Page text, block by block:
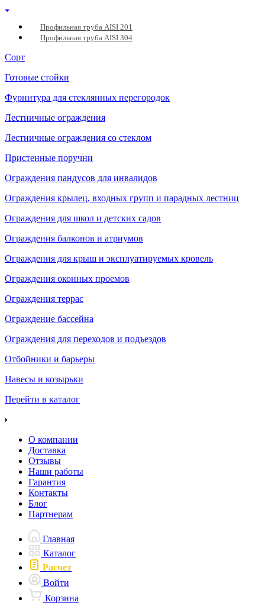
Профильная труба AISI 201
Профильная труба AISI 304
Сорт
Готовые стойки
Фурнитура для стеклянных перегородок
Лестничные ограждения
Лестничные ограждения со стеклом
Пристенные поручни
Ограждения пандусов для инвалидов
Ограждения крылец, входных групп и парадных лестниц
Ограждения для школ и детских садов
Ограждения балконов и атриумов
Ограждения для крыш и эксплуатируемых кровель
Ограждения оконных проемов
Ограждения террас
Ограждение бассейна
Ограждения для переходов и подъездов
Отбойники и барьеры
Навесы и козырьки
Перейти в каталог
О компании
Доставка
Отзывы
Наши работы
Гарантия
Контакты
Блог
Партнерам
Главная
Каталог
Расчет
Войти
Корзина